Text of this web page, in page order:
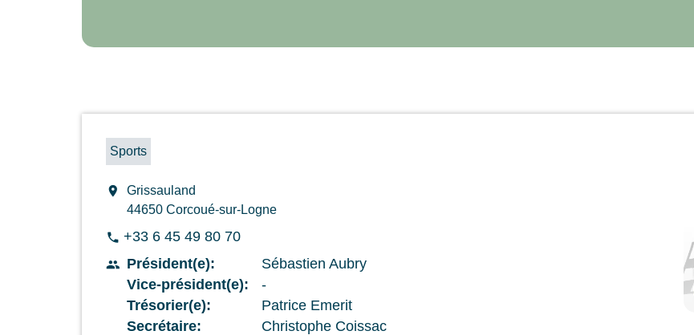
Sports
location_on
Grissauland
44650 Corcoué-sur-Logne
phone +33 6 45 49 80 70
people Président(e):
Vice-président(e):
Trésorier(e):
Secrétaire:
Sébastien Aubry
-
Patrice Emerit
Christophe Coissac